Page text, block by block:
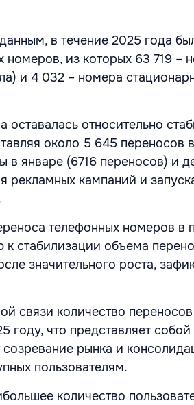
в течение 2025 года
номеров, из которых 63 719 –
и 4 032 – номера
оставалась относительно
около 5 645 переносов
в январе (6716 переносов) и
рекламных кампаний и
телефонных номеров в
к стабилизации объема
значительного роста,
связи количество
году, что представляет
рынка и
пользователям.
количество